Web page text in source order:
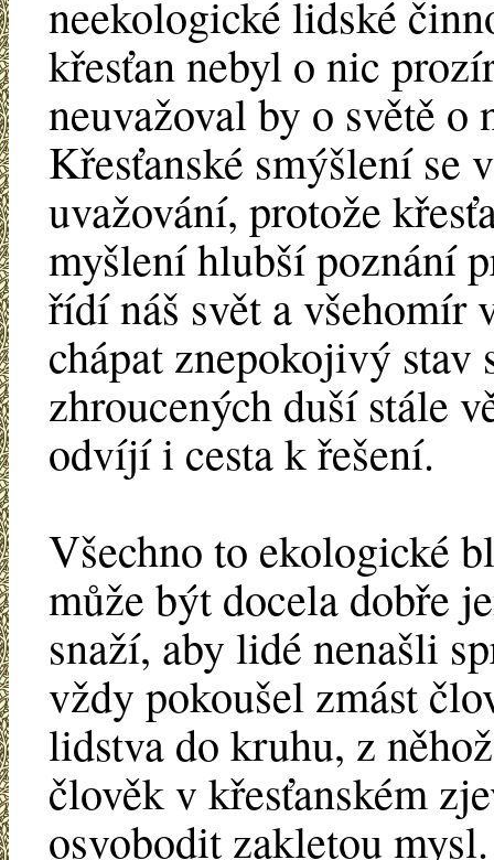
neekologické lidské
křesťan nebyl o nic
neuvažoval by o světě o
Křesťanské smýšlení se
uvažování, protože
myšlení hlubší poznání
řídí náš svět a všehomír
chápat znepokojivý stav
zhroucených duší stále
odvíjí i cesta k řešení.
Všechno to ekologické
může být docela dobře
snaží, aby lidé nenašli
vždy pokoušel zmást
lidstva do kruhu, z
člověk v křesťanském
osvobodit zakletou mysl.